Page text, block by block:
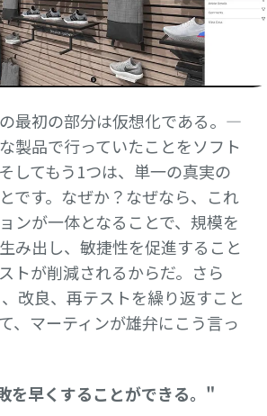
最初の部分は仮想化である。—
製品で行っていたことをソフト
してもう1つは、単一の真実の
です。なぜか？なぜなら、これ
ンが一体となることで、規模を
み出し、敏捷性を促進すること
トが削減されるからだ。さら
改良、再テストを繰り返すこと
、マーティンが雄弁にこう言っ
を早くすることができる。"